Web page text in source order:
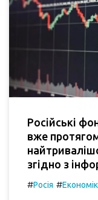
Російські
вже
згідно з
#Росія #